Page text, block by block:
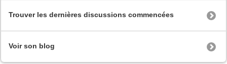
Trouver les dernières discussions commencées
Voir son blog